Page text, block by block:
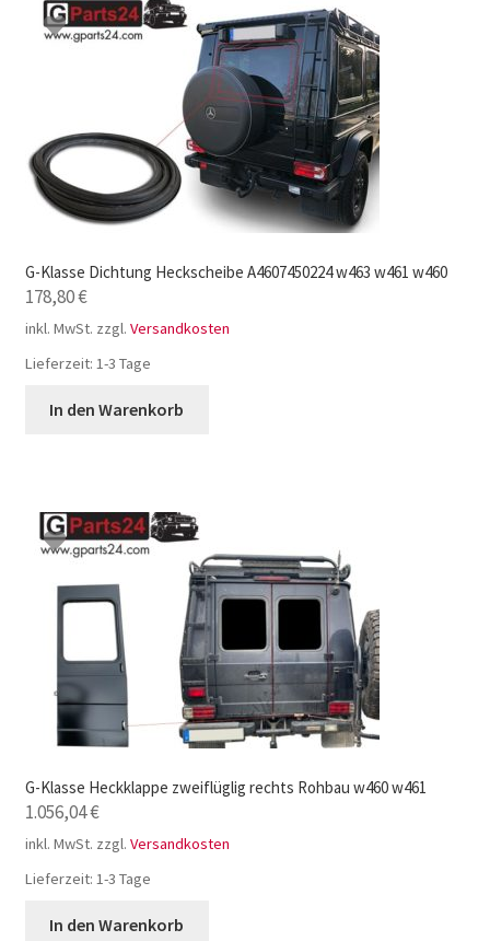
G-Klasse Dichtung Heckscheibe A4607450224 w463 w461 w460
178,80€
inkl. MwSt. zzgl. Versandkosten
Lieferzeit: 1-3 Tage
In den Warenkorb
G-Klasse Heckklappe zweiflüglig rechts Rohbau w460 w461
1.056,04€
inkl. MwSt. zzgl. Versandkosten
Lieferzeit: 1-3 Tage
In den Warenkorb